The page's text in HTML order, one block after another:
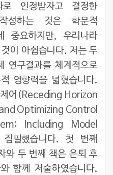
로 인정받자고 결정한
성하는 것은 학문적
중요하지만, 우리나라
이 아쉽습니다. 저는 두
연구결과를 체계적으로
영향력을 넓혔습니다.
제어(Receding Horizon
Optimizing Control
Including Model
필했습니다. 첫 번째
와 두 번째 책은 은퇴 후
함께 저술하였습니다.